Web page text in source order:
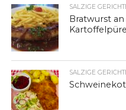
SALZIGE
Bratwurst
SALZIGE